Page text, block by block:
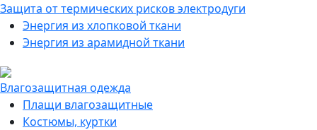
Защита от термических рисков электродуги
Энергия из хлопковой ткани
Энергия из арамидной ткани
Влагозащитная одежда
Плащи влагозащитные
Костюмы, куртки